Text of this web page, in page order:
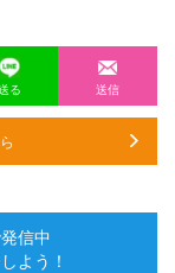
る 送信
信中
よう！